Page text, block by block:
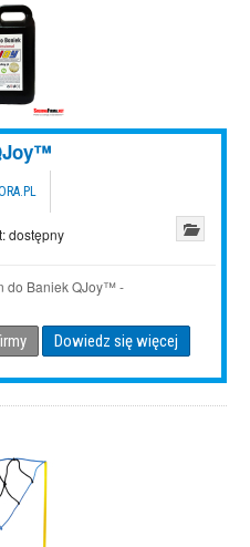
dostępny
do Baniek QJoy™ -
Dowiedz się więcej